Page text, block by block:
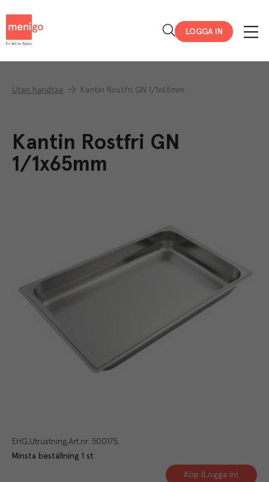
LOGGA IN
Utan handtag Kantin Rostfri GN 1/1x65mm
Kantin Rostfri GN
1/1x65mm
EHG Utrustning Art.nr. 500175
Minsta beställning 1 st
Köp (Logga in)